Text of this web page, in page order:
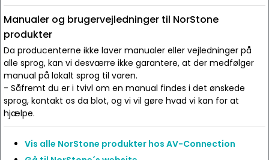
Manualer og brugervejledninger til NorStone
produkter
Da producenterne ikke laver manualer eller vejledninger på
alle sprog, kan vi desværre ikke garantere, at der medfølger
manual på lokalt sprog til varen.
- Såfremt du er i tvivl om en manual findes i det ønskede
sprog, kontakt os da blot, og vi vil gøre hvad vi kan for at
hjælpe.
Vis alle NorStone produkter hos AV-Connection